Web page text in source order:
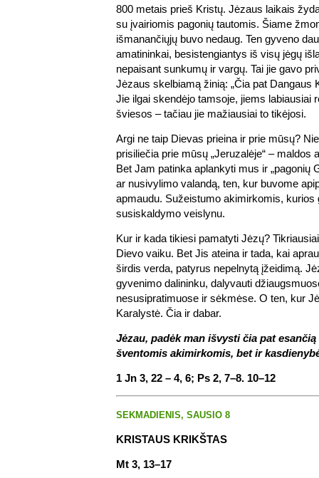
800 metais prieš Kristų. Jėzaus laikais
su įvairiomis pagonių tautomis. Šiame
išmanančiųjų buvo nedaug. Ten gyveno
amatininkai, besistengiantys iš visų jėgų
nepaisant sunkumų ir vargų. Tai jie gavo
Jėzaus skelbiamą žinią: „Čia pat Dangaus
Jie ilgai skendėjo tamsoje, jiems labiausiai
šviesos – tačiau jie mažiausiai to tikėjosi.
Argi ne taip Dievas prieina ir prie mūsų?
prisiliečia prie mūsų „Jeruzalėje“ – maldos
Bet Jam patinka aplankyti mus ir „pagonių
ar nusivylimo valandą, ten, kur buvome
apmaudu. Sužeistumo akimirkomis, kurios
susiskaldymo veislynu.
Kur ir kada tikiesi pamatyti Jėzų?
Dievo vaiku. Bet Jis ateina ir tada, kai
širdis verda, patyrus nepelnytą įžeidimą.
gyvenimo dalininku, dalyvauti
nesusipratimuose ir sėkmėse. O ten, kur
Karalystė. Čia ir dabar.
Jėzau, padėk man išvysti čia pat
šventomis akimirkomis, bet ir
1 Jn 3, 22 – 4, 6; Ps 2, 7–8. 10–12
SEKMADIENIS, SAUSIO 8
KRISTAUS KRIKŠTAS
Mt 3, 13–17